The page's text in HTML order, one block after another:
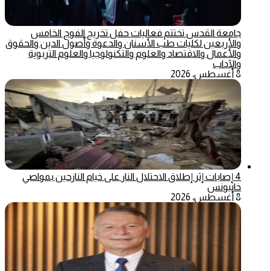
جامعة القدس تختتم فعاليات حفل تخريج الفوج الخامس
والأربعين لكليات طب الأسنان والدعوة وأصول الدين والحقوق
والأعمال والاقتصاد والعلوم والتكنولوجيا والعلوم التربوية
والآداب
8 أغسطس، 2026
4 إصابات إثر إطلاق الاحتلال النار على خيام النازحين بمواصي
خانيونس
8 أغسطس، 2026